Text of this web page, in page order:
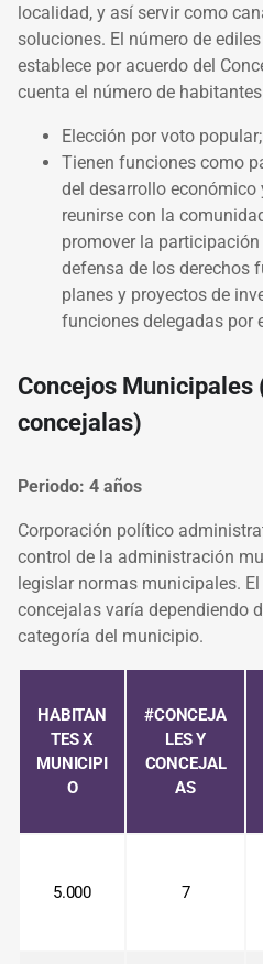
localidad, y así servir como
soluciones. El número de
establece por acuerdo del
cuenta el número de
Elección por voto popular;
Tienen funciones como
del desarrollo
reunirse con la
promover la
defensa de los derechos
planes y proyectos de
funciones delegadas por
Concejos Municipales
concejalas)
Periodo: 4 años
Corporación político
control de la administración
legislar normas municipales.
concejalas varía dependiendo
categoría del municipio.
HABITAN
TES X
MUNICIPI
O
#CONCEJA
LES Y
CONCEJAL
AS
5.000 7